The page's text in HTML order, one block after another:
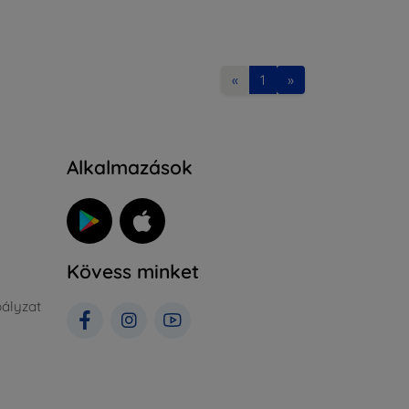
« 1 »
Alkalmazások
Kövess minket